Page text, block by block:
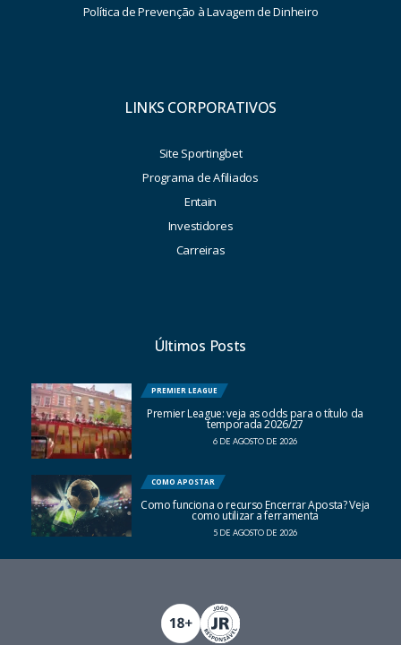
Política de Prevenção à Lavagem de Dinheiro
LINKS CORPORATIVOS
Site Sportingbet
Programa de Afiliados
Entain
Investidores
Carreiras
Últimos Posts
PREMIER LEAGUE
Premier League: veja as odds para o título da
temporada 2026/27
6 DE AGOSTO DE 2026
COMO APOSTAR
Como funciona o recurso Encerrar Aposta? Veja
como utilizar a ferramenta
5 DE AGOSTO DE 2026